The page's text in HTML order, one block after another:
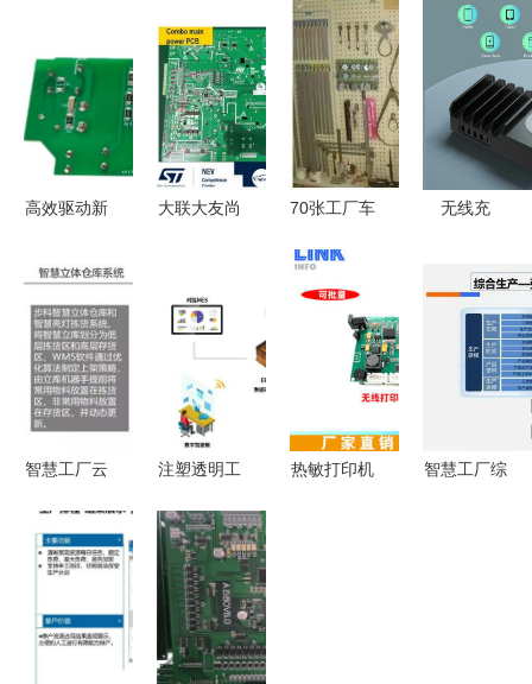
高效驱动新
微
SD7866BD/SD7826AH
全贴片方案
助力LED照
明PCBA升
大联大友尚
的22kW
DC-DC汽
车充电器方
案PCBA方
70张工厂车
人员基础培
无线充
板 技术综
述与应用前
瞻
智慧工厂云
注塑透明工
产痛点——
注塑生产信
息化解决方
案与PCBA
热敏打印机
智慧工厂综